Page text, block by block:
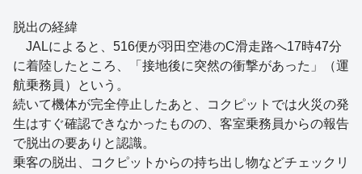
脱出の経緯
JALによると、516便が羽田空港のC滑走路へ17時47分
に着陸したところ、「接地後に突然の衝撃があった」（運
航乗務員）という。
続いて機体が完全停止したあと、コクピットでは火災の発
生はすぐ確認できなかったものの、客室乗務員からの報告
で脱出の要ありと認識。
乗客の脱出、コクピットからの持ち出し物などチェックリ